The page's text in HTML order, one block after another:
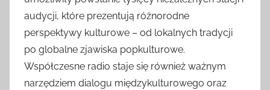
audycji, które prezentują różnorodne
perspektywy kulturowe – od lokalnych tradycji
po globalne zjawiska popkulturowe.
Współczesne radio staje się również ważnym
narzędziem dialogu międzykulturowego oraz